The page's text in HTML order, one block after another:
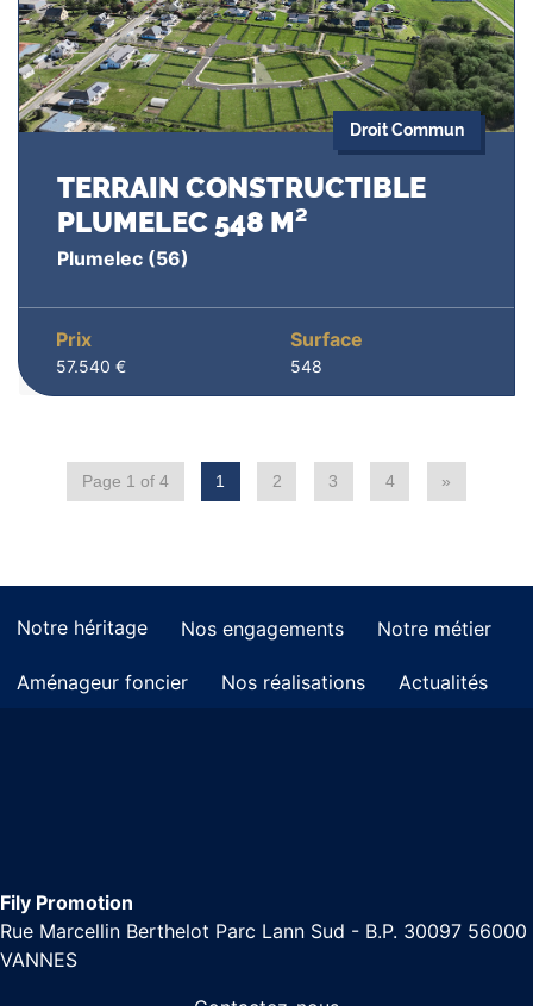
Droit Commun
TERRAIN CONSTRUCTIBLE
PLUMELEC 548 M²
Plumelec (56)
Prix
57.540 €
Surface
548
Page 1 of 4 1 2 3 4 »
Notre héritage Nos engagements Notre métier
Aménageur foncier Nos réalisations Actualités
Fily Promotion
Rue Marcellin Berthelot Parc Lann Sud - B.P. 30097 56000
VANNES